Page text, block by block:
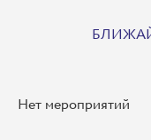
Нет мероприятий